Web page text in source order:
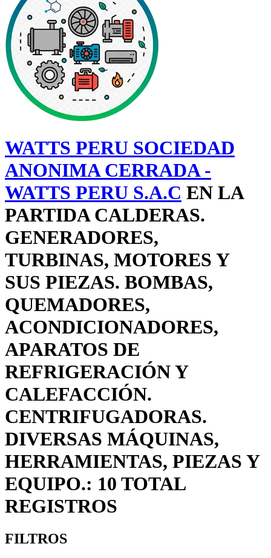
WATTS PERU SOCIEDAD
ANONIMA CERRADA -
WATTS PERU S.A.C EN LA
PARTIDA CALDERAS.
GENERADORES,
TURBINAS, MOTORES Y
SUS PIEZAS. BOMBAS,
QUEMADORES,
ACONDICIONADORES,
APARATOS DE
REFRIGERACIÓN Y
CALEFACCIÓN.
CENTRIFUGADORAS.
DIVERSAS MÁQUINAS,
HERRAMIENTAS, PIEZAS Y
EQUIPO.: 10 TOTAL
REGISTROS
FILTROS